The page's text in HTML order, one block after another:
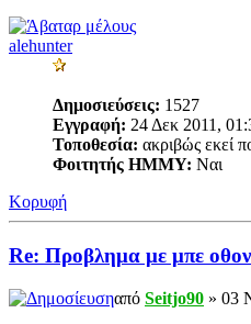
alehunter
Δημοσιεύσεις: 1527
Εγγραφή: 24 Δεκ 2011,
Τοποθεσία: ακριβώς εκεί
Φοιτητής ΗΜΜΥ: Ναι
Κορυφή
Re: Προβλημα με μπε
από Seitjo90 » 03